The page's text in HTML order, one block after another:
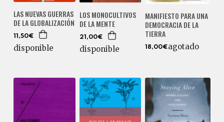
LAS NUEVAS GUERRAS
DE LA GLOBALIZACIÓN
11,50€
disponible
LOS MONOCULTIVOS
DE LA MENTE
21,00€
disponible
MANIFIESTO PARA UNA
DEMOCRACIA DE LA
TIERRA
18,00€agotado